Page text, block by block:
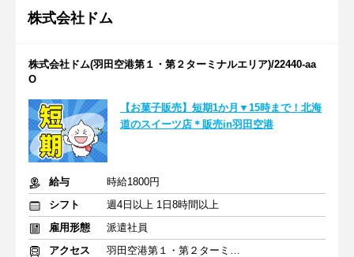
株式会社ドム
株式会社ドム(羽田空港第１・第２ターミナルエリア)/22440-aa
O
【お菓子販売】短期1か月▼15時まで！北海
道のスイーツ店＊販売in羽田空港
給与
時給1800円
シフト
週4日以上 1日8時間以上
雇用形態
派遣社員
アクセス
羽田空港第１・第２ターミナル(京急)駅 徒歩5分